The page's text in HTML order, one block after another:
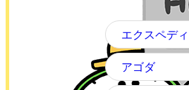
エクスペデ
アゴダ